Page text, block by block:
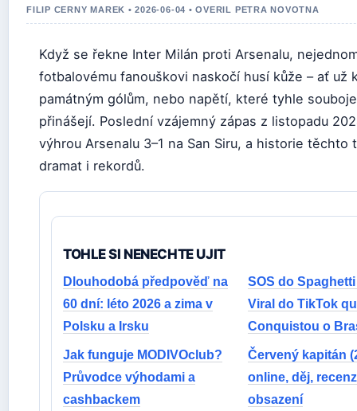
FILIP CERNY MAREK • 2026-06-04 • OVERIL PETRA NOVOTNA
Když se řekne Inter Milán proti Arsenalu,
fotbalovému fanouškovi naskočí husí kůže – ať už
památným gólům, nebo napětí, které tyhle
přinášejí. Poslední vzájemný zápas z listopadu
výhrou Arsenalu 3–1 na San Siru, a historie těchto
dramat i rekordů.
TOHLE SI NENECHTE UJIT
Dlouhodobá předpověď na
60 dní: léto 2026 a zima v
Polsku a Irsku
SOS do Spaghetti
Viral do TikTok
Conquistou o
Jak funguje MODIVOclub?
Průvodce výhodami a
cashbackem
Červený kapitán
online, děj,
obsazení